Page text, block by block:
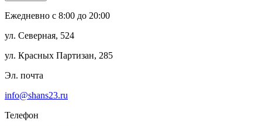
Ежедневно с 8:00 до 20:00
ул. Северная, 524
ул. Красных Партизан, 285
Эл. почта
info@shans23.ru
Телефон